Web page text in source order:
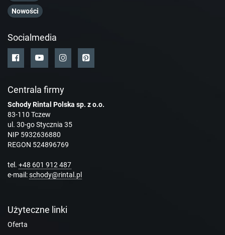
Nowości
Socialmedia
Centrala firmy
Schody Rintal Polska sp. z o.o.
83-110 Tczew
ul. 30-go Stycznia 35
NIP 5932636880
REGON 524896769
tel. +48 601 912 487
e-mail:schody@rintal.pl
Użyteczne linki
Oferta